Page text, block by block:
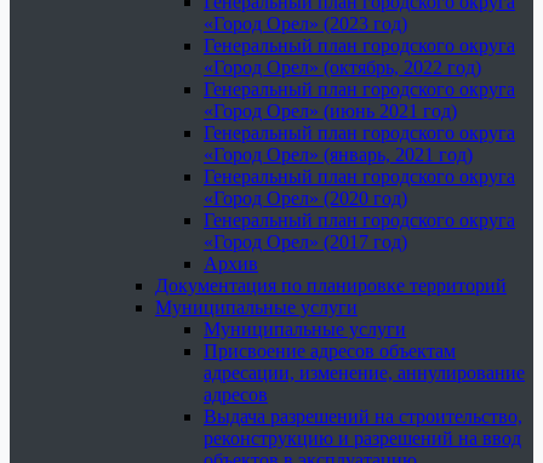
«Город Орел» (2023 год)
Генеральный план городского округа
«Город Орел» (октябрь, 2022 год)
Генеральный план городского округа
«Город Орел» (июнь 2021 год)
Генеральный план городского округа
«Город Орел» (январь, 2021 год)
Генеральный план городского округа
«Город Орел» (2020 год)
Генеральный план городского округа
«Город Орел» (2017 год)
Архив
Документация по планировке территорий
Муниципальные услуги
Муниципальные услуги
Присвоение адресов объектам
адресации, изменение, аннулирование
адресов
Выдача разрешений на строительство,
реконструкцию и разрешений на ввод